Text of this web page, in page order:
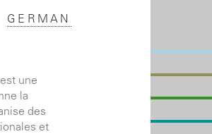
GERMAN
une
la
des
et